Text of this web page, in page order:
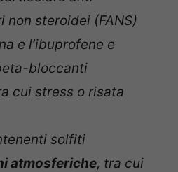
non steroidei (FANS)
e l’ibuprofene e
bloccanti
cui stress o risata
solfiti
atmosferiche, tra cui